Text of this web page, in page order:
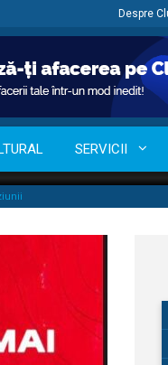
Despre
SERVICII